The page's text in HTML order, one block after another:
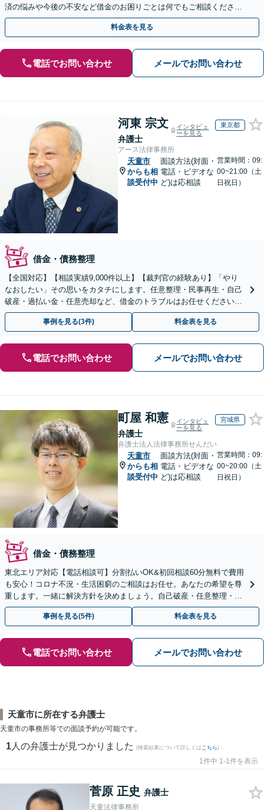
済の悩みや今後の不安など借金のお困りごとは何でもご相談くださ
い。依頼者さまにとって最善の解決をご提案【土曜も営業】
料金表を見る
電話でお問い合わせ メールでお問い合わせ
河東 宗文
弁護士
インタビュ
ーを見る
東京都
アース法律事務所
天童市
からも相
談受付中
面談方法(対面・
電話・ビデオな
ど)は応相談
営業時間：09:
00~21:00（土
日祝日）
借金・債務整理
【全国対応】【相談実績9,000件以上】【裁判官の経験あり】「やり
なおしたい」その思いをカタチにします。任意整理・民事再生・自己
破産・過払い金・任意売却など、借金のトラブルはお任せください。
【初回相談無料】【全国対応可能】
事例を見る(3件) 料金表を見る
電話でお問い合わせ メールでお問い合わせ
町屋 和憲
弁護士
インタビュ
ーを見る
宮城県
弁護士法人法律事務所せんだい
天童市
からも相
談受付中
面談方法(対面・
電話・ビデオな
ど)は応相談
営業時間：09:
00~20:00（土
日祝日）
借金・債務整理
東北エリア対応【電話相談可】分割払いOK&初回相談60分無料で費用
も安心！コロナ不況・生活困窮のご相談はお任せ。あなたの希望を尊
重します。一緒に解決方針を決めましょう。自己破産・任意整理・個
人再生・時効の援用など実績多数【完全個室】
事例を見る(5件) 料金表を見る
電話でお問い合わせ メールでお問い合わせ
天童市に所在する弁護士
天童市の事務所等での面談予約が可能です。
1 人の弁護士が見つかりました (検索結果について詳しくは こちら)
1件中 1-1件を表示
菅原 正史 弁護士
天童法律事務所